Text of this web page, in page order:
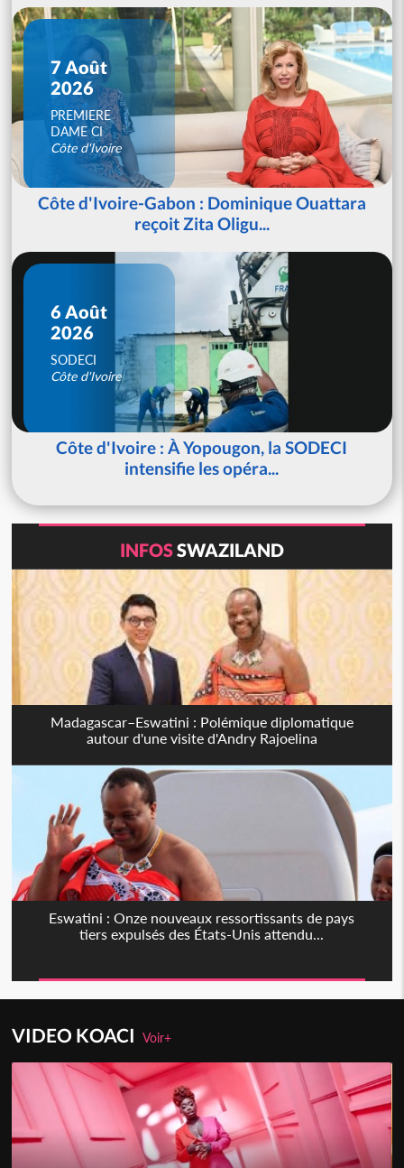
7 Août
2026
PREMIERE
DAME CI
Côte d'Ivoire
Côte d'Ivoire-Gabon : Dominique Ouattara
reçoit Zita Oligu...
6 Août
2026
SODECI
Côte d'Ivoire
Côte d'Ivoire : À Yopougon, la SODECI
intensifie les opéra...
INFOSSWAZILAND
Madagascar–Eswatini : Polémique diplomatique
autour d'une visite d'Andry Rajoelina
Eswatini : Onze nouveaux ressortissants de pays
tiers expulsés des États-Unis attendu...
VIDEO KOACIVoir+